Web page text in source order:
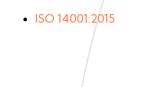
ISO 14001:2015